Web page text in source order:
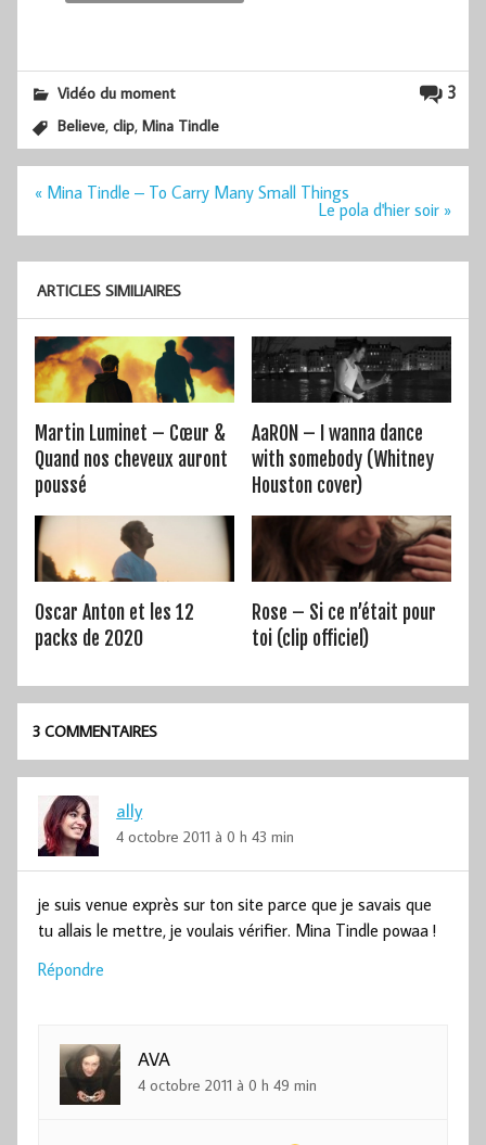
3
Vidéo du moment
Believe,clip,Mina Tindle
Navigation
« Mina Tindle – To Carry Many Small Things
Le pola d'hier soir »
ARTICLES SIMILIAIRES
Martin Luminet – Cœur &
Quand nos cheveux auront
poussé
AaRON – I wanna dance
with somebody (Whitney
Houston cover)
Oscar Anton et les 12
packs de 2020
Rose – Si ce n’était pour
toi (clip officiel)
3 COMMENTAIRES
ally
4 octobre 2011 à 0 h 43 min
je suis venue exprès sur ton site parce que je savais que
tu allais le mettre, je voulais vérifier. Mina Tindle powaa !
Répondre
AVA
4 octobre 2011 à 0 h 49 min